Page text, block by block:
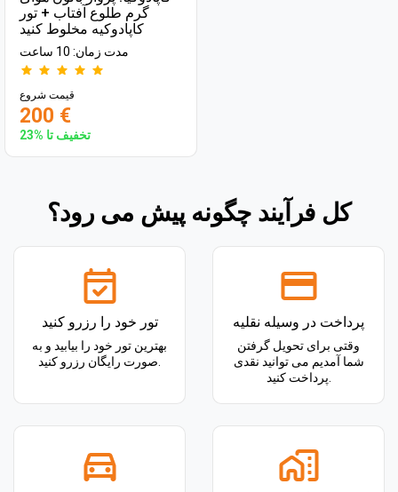
گرم طلوع آفتاب + تور
کاپادوکیه مخلوط کنید
مدت زمان: 10 ساعت
قیمت شروع
200 €
تخفیف تا %23
کل فرآیند چگونه پیش می رود؟
تور خود را رزرو کنید
بهترین تور خود را بیابید و به
پرداخت در وسیله نقلیه
وقتی برای تحویل گرفتن
شما آمدیم می توانید نقدی